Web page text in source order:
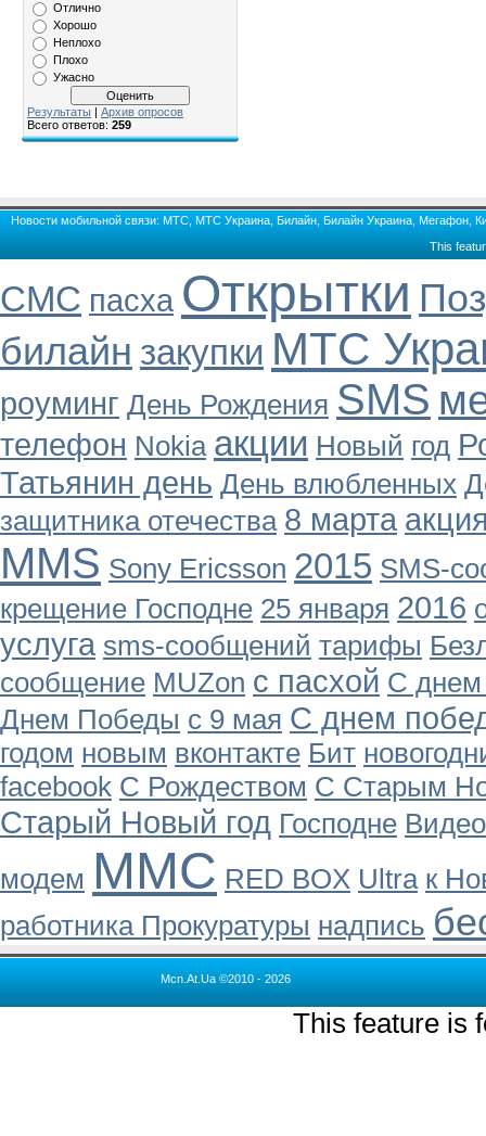
Отлично
Хорошо
Неплохо
Плохо
Ужасно
Результаты | Архив опросов
Всего ответов: 259
Новости мобильной связи: МТС, МТС Украина, Билайн, Билайн Украина, Мегафон,
This
СМС пасха Открытки
билайн закупки МТС
роуминг День Рождения SMS
телефон Nokia акции Новый год
Татьянин день День влюбленных
защитника отечества 8 марта
MMS Sony Ericsson 2015 SMS-
крещение Господне 25 января 2016
услуга sms-сообщений тарифы
сообщение MUZon с пасхой С днем
Днем Победы с 9 мая С днем
годом новым вконтакте Бит
facebook С Рождеством С Старым
Старый Новый год Господне
модем ММС RED BOX Ultra к
работника Прокуратуры надпись
Mcn.At.Ua ©2010 - 2026
This feature is